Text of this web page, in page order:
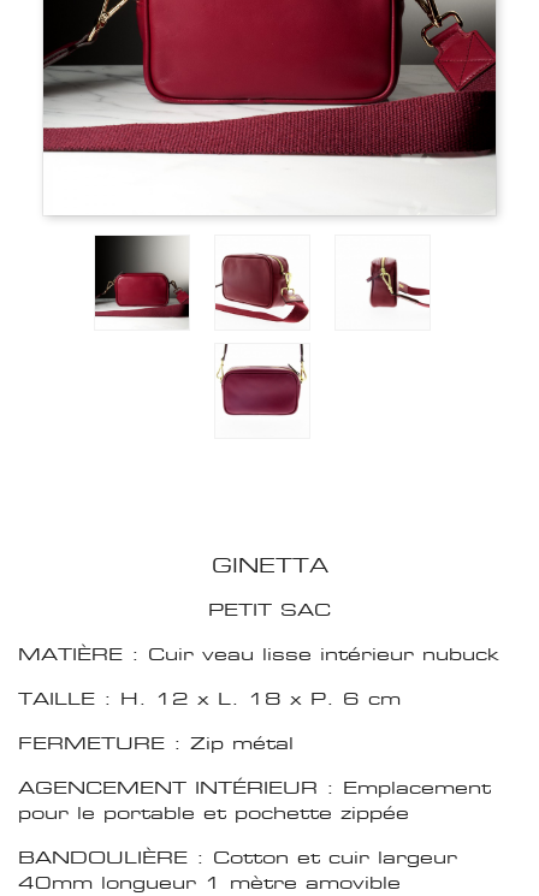
GINETTA
PETIT SAC
MATIÈRE : Cuir veau lisse intérieur nubuck
TAILLE : H. 12 x L. 18 x P. 6 cm
FERMETURE : Zip métal
AGENCEMENT INTÉRIEUR : Emplacement
pour le portable et pochette zippée
BANDOULIÈRE : Cotton et cuir largeur
40mm longueur 1 mètre amovible